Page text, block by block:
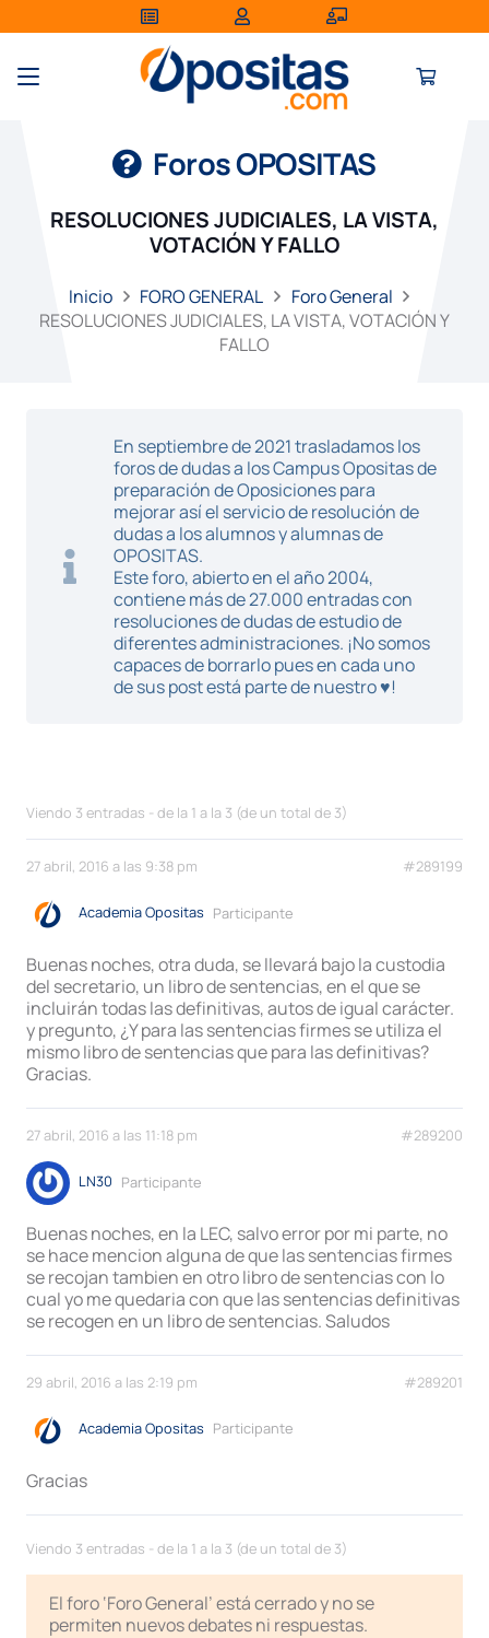
Foros OPOSITAS
RESOLUCIONES JUDICIALES, LA VISTA,
VOTACIÓN Y FALLO
Inicio FORO GENERAL
Foro General
RESOLUCIONES JUDICIALES, LA VISTA, VOTACIÓN Y
FALLO
En septiembre de 2021 trasladamos los
foros de dudas a los Campus Opositas de
preparación de Oposiciones para
mejorar así el servicio de resolución de
dudas a los alumnos y alumnas de
OPOSITAS.
Este foro, abierto en el año 2004,
contiene más de 27.000 entradas con
resoluciones de dudas de estudio de
diferentes administraciones. ¡No somos
capaces de borrarlo pues en cada uno
de sus post está parte de nuestro ♥!
Viendo 3 entradas - de la 1 a la 3 (de un total de 3)
27 abril, 2016 a las 9:38 pm #289199
Academia Opositas Participante
Buenas noches, otra duda, se llevará bajo la custodia
del secretario, un libro de sentencias, en el que se
incluirán todas las definitivas, autos de igual carácter.
y pregunto, ¿Y para las sentencias firmes se utiliza el
mismo libro de sentencias que para las definitivas?
Gracias.
27 abril, 2016 a las 11:18 pm #289200
LN30 Participante
Buenas noches, en la LEC, salvo error por mi parte, no
se hace mencion alguna de que las sentencias firmes
se recojan tambien en otro libro de sentencias con lo
cual yo me quedaria con que las sentencias definitivas
se recogen en un libro de sentencias. Saludos
29 abril, 2016 a las 2:19 pm #289201
Academia Opositas Participante
Gracias
Viendo 3 entradas - de la 1 a la 3 (de un total de 3)
El foro ‘Foro General’ está cerrado y no se
permiten nuevos debates ni respuestas.